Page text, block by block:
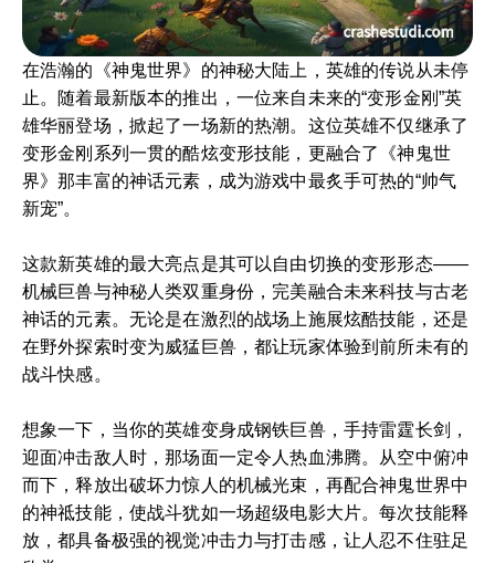
在浩瀚的《神鬼世界》的神秘大陆上，英雄的传说从未停
止。随着最新版本的推出，一位来自未来的“变形金刚”英
雄华丽登场，掀起了一场新的热潮。这位英雄不仅继承了
变形金刚系列一贯的酷炫变形技能，更融合了《神鬼世
界》那丰富的神话元素，成为游戏中最炙手可热的“帅气
新宠”。
这款新英雄的最大亮点是其可以自由切换的变形形态——
机械巨兽与神秘人类双重身份，完美融合未来科技与古老
神话的元素。无论是在激烈的战场上施展炫酷技能，还是
在野外探索时变为威猛巨兽，都让玩家体验到前所未有的
战斗快感。
想象一下，当你的英雄变身成钢铁巨兽，手持雷霆长剑，
迎面冲击敌人时，那场面一定令人热血沸腾。从空中俯冲
而下，释放出破坏力惊人的机械光束，再配合神鬼世界中
的神祗技能，使战斗犹如一场超级电影大片。每次技能释
放，都具备极强的视觉冲击力与打击感，让人忍不住驻足